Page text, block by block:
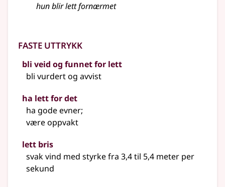
hun blirlettfornærmet
Faste uttrykk
bli veid og funnet for lett
bli vurdert og avvist
ha lett for det
ha gode evner;
være oppvakt
lett bris
svak vind med styrke fra 3,4 til 5,4 meter per
sekund